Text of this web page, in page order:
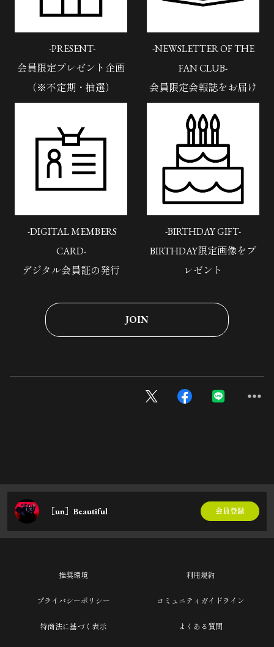
-PRESENT-
会員限定プレゼント企画
（※不定期・抽選）
-NEWSLETTER OF THE
FAN CLUB-
会員限定会報誌をお届け
-DIGITAL MEMBERS
CARD-
デジタル会員証の発行
-BIRTHDAY GIFT-
BIRTHDAY限定画像をプ
レゼント
JOIN
［un］Beautiful 会員登録
推奨環境 利用規約
プライバシーポリシー コミュニティガイドライン
特商法に基づく表示 よくある質問